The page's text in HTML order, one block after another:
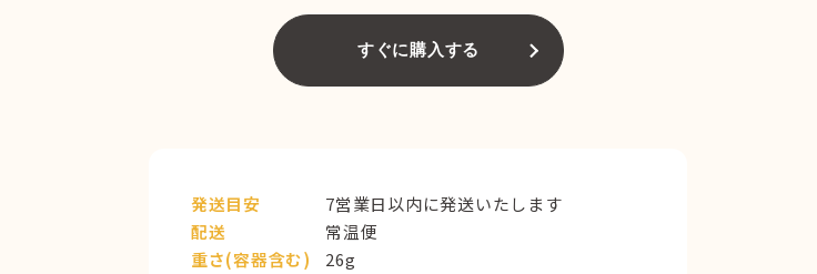
すぐに購入する
発送目安
7営業日以内に発送いたします
配送
常温便
重さ(容器含む)
26g